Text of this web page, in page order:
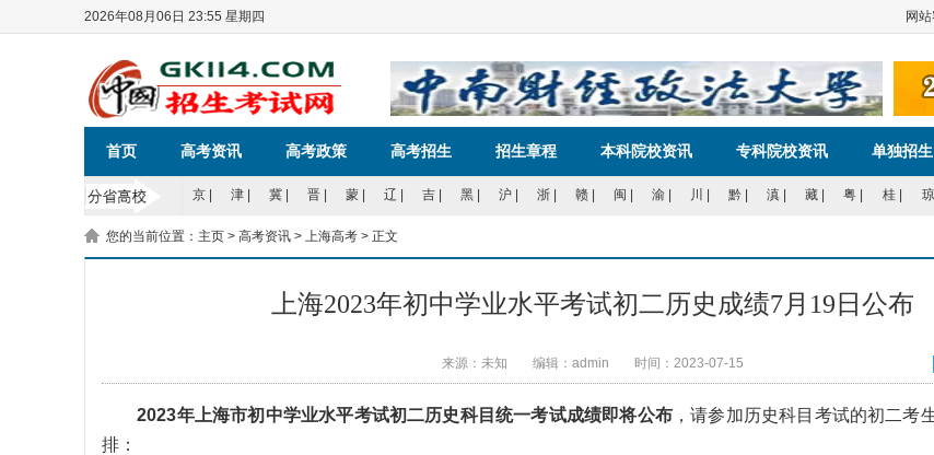
2026年08月06日 23:55 星期四
首页 高考资讯 高考政策 高考招生 招生章程 本科院校资讯 专科院校资讯 单独招生
京| 津| 冀| 晋| 蒙| 辽 吉| 黑| 沪| 浙| 赣| 闽 渝| 川 黔| 滇| 藏| 粤 桂 琼
您的当前位置： 主页 > 高考资讯 > 上海高考 > 正文
上海2023年初中学业水平考试初二历史成绩7月19日公布
来源：未知 编辑：admin 时间：2023-07-15
2023年上海市初中学业水平考试初二历史科目统一考试成绩即将公布，请参加历史科目考试的初二考
排：